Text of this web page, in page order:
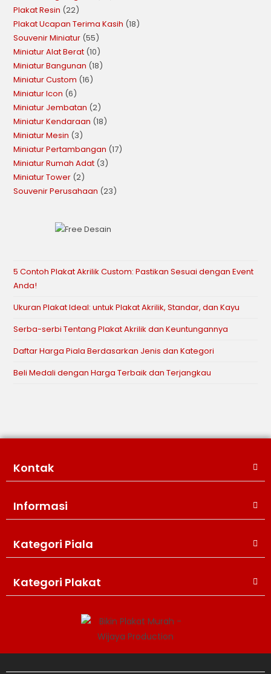
Plakat Resin 22
Plakat Ucapan Terima Kasih 18
Souvenir Miniatur 55
Miniatur Alat Berat 10
Miniatur Bangunan 18
Miniatur Custom 16
Miniatur Icon 6
Miniatur Jembatan 2
Miniatur Kendaraan 18
Miniatur Mesin 3
Miniatur Pertambangan 17
Miniatur Rumah Adat 3
Miniatur Tower 2
Souvenir Perusahaan 23
5 Contoh Plakat Akrilik Custom: Pastikan Sesuai dengan Event
Anda!
Ukuran Plakat Ideal: untuk Plakat Akrilik, Standar, dan Kayu
Serba-serbi Tentang Plakat Akrilik dan Keuntungannya
Daftar Harga Piala Berdasarkan Jenis dan Kategori
Beli Medali dengan Harga Terbaik dan Terjangkau
Kontak
Informasi
Kategori Piala
Kategori Plakat
Create The Impression